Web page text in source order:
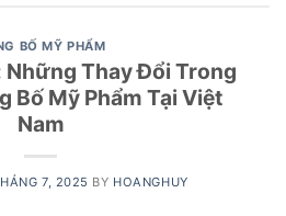
BỐ MỸ PHẨM
Những Thay Đổi Trong
Bố Mỹ Phẩm Tại Việt
Nam
7, 2025 BY HOANGHUY